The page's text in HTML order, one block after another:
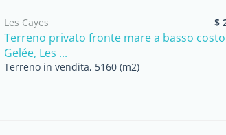
Les Cayes $
Terreno privato fronte mare a basso
Gelée, Les ...
Terreno in vendita, 5160 (m2)